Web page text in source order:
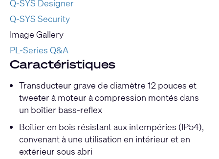
Q-SYS Designer
Q-SYS Security
Image Gallery
PL-Series Q&A
Caractéristiques
Transducteur grave de diamètre 12 pouces et
tweeter à moteur à compression montés dans
un boîtier bass-reflex
Boîtier en bois résistant aux intempéries (IP54),
convenant à une utilisation en intérieur et en
extérieur sous abri